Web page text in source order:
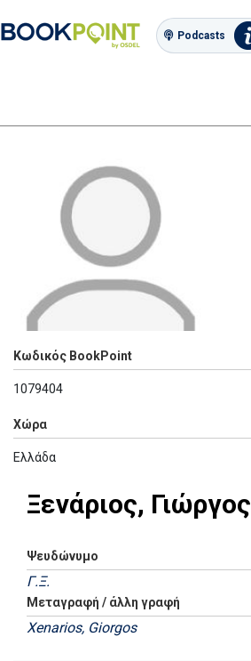
Podcasts
Κωδικός BookPoint
1079404
Χώρα
Ελλάδα
Ξενάριος, Γιώργος
Ψευδώνυμο
Γ.Ξ.
Μεταγραφή / άλλη γραφή
Xenarios, Giorgos